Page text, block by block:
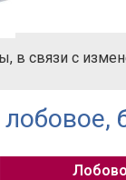
связи с